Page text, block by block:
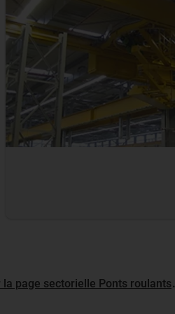
la page sectorielle Ponts roulants.